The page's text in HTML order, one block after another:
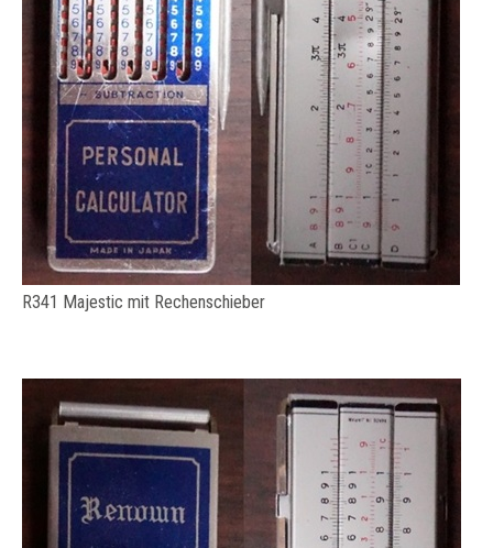
R341 Majestic mit Rechenschieber